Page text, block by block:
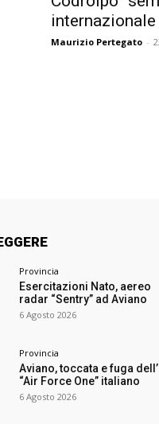
Maurizio Pertegato -
Provincia
Esercitazioni Nato, aereo
radar “Sentry” ad Aviano
6 Agosto 2026
Provincia
Aviano, toccata e fuga dell’
“Air Force One” italiano
6 Agosto 2026